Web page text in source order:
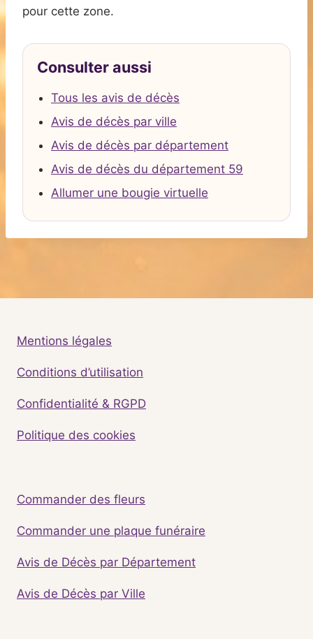
pour cette zone.
Consulter aussi
Tous les avis de décès
Avis de décès par ville
Avis de décès par département
Avis de décès du département 59
Allumer une bougie virtuelle
Mentions légales
Conditions d’utilisation
Confidentialité & RGPD
Politique des cookies
Commander des fleurs
Commander une plaque funéraire
Avis de Décès par Département
Avis de Décès par Ville